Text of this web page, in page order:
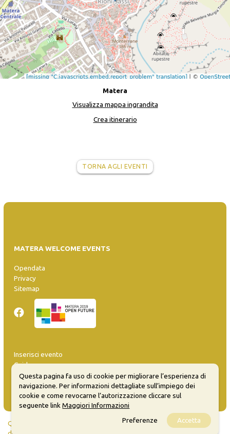
Matera
Visualizza mappa ingrandita
Crea itinerario
TORNA AGLI EVENTI
MATERA WELCOME EVENTS
Opendata
Privacy
Sitemap
Inserisci evento
Guida
FAQ
info@materaevents.it
Quanto realizzato è sottoposto a licenza CC-BY-SA che permette di
Questa pagina fa uso di cookie per migliorare l’esperienza di
navigazione. Per informazioni dettagliate sull’impiego dei
cookie e come revocarne l’autorizzazione cliccare sul
seguente linkMaggiori Informazioni
Preferenze
Accetta